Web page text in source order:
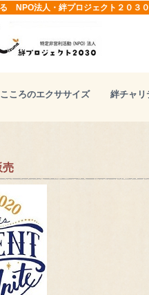
NPO法人・絆プロジェクト２０３０
ころのエクササイズ 絆チャリ
売